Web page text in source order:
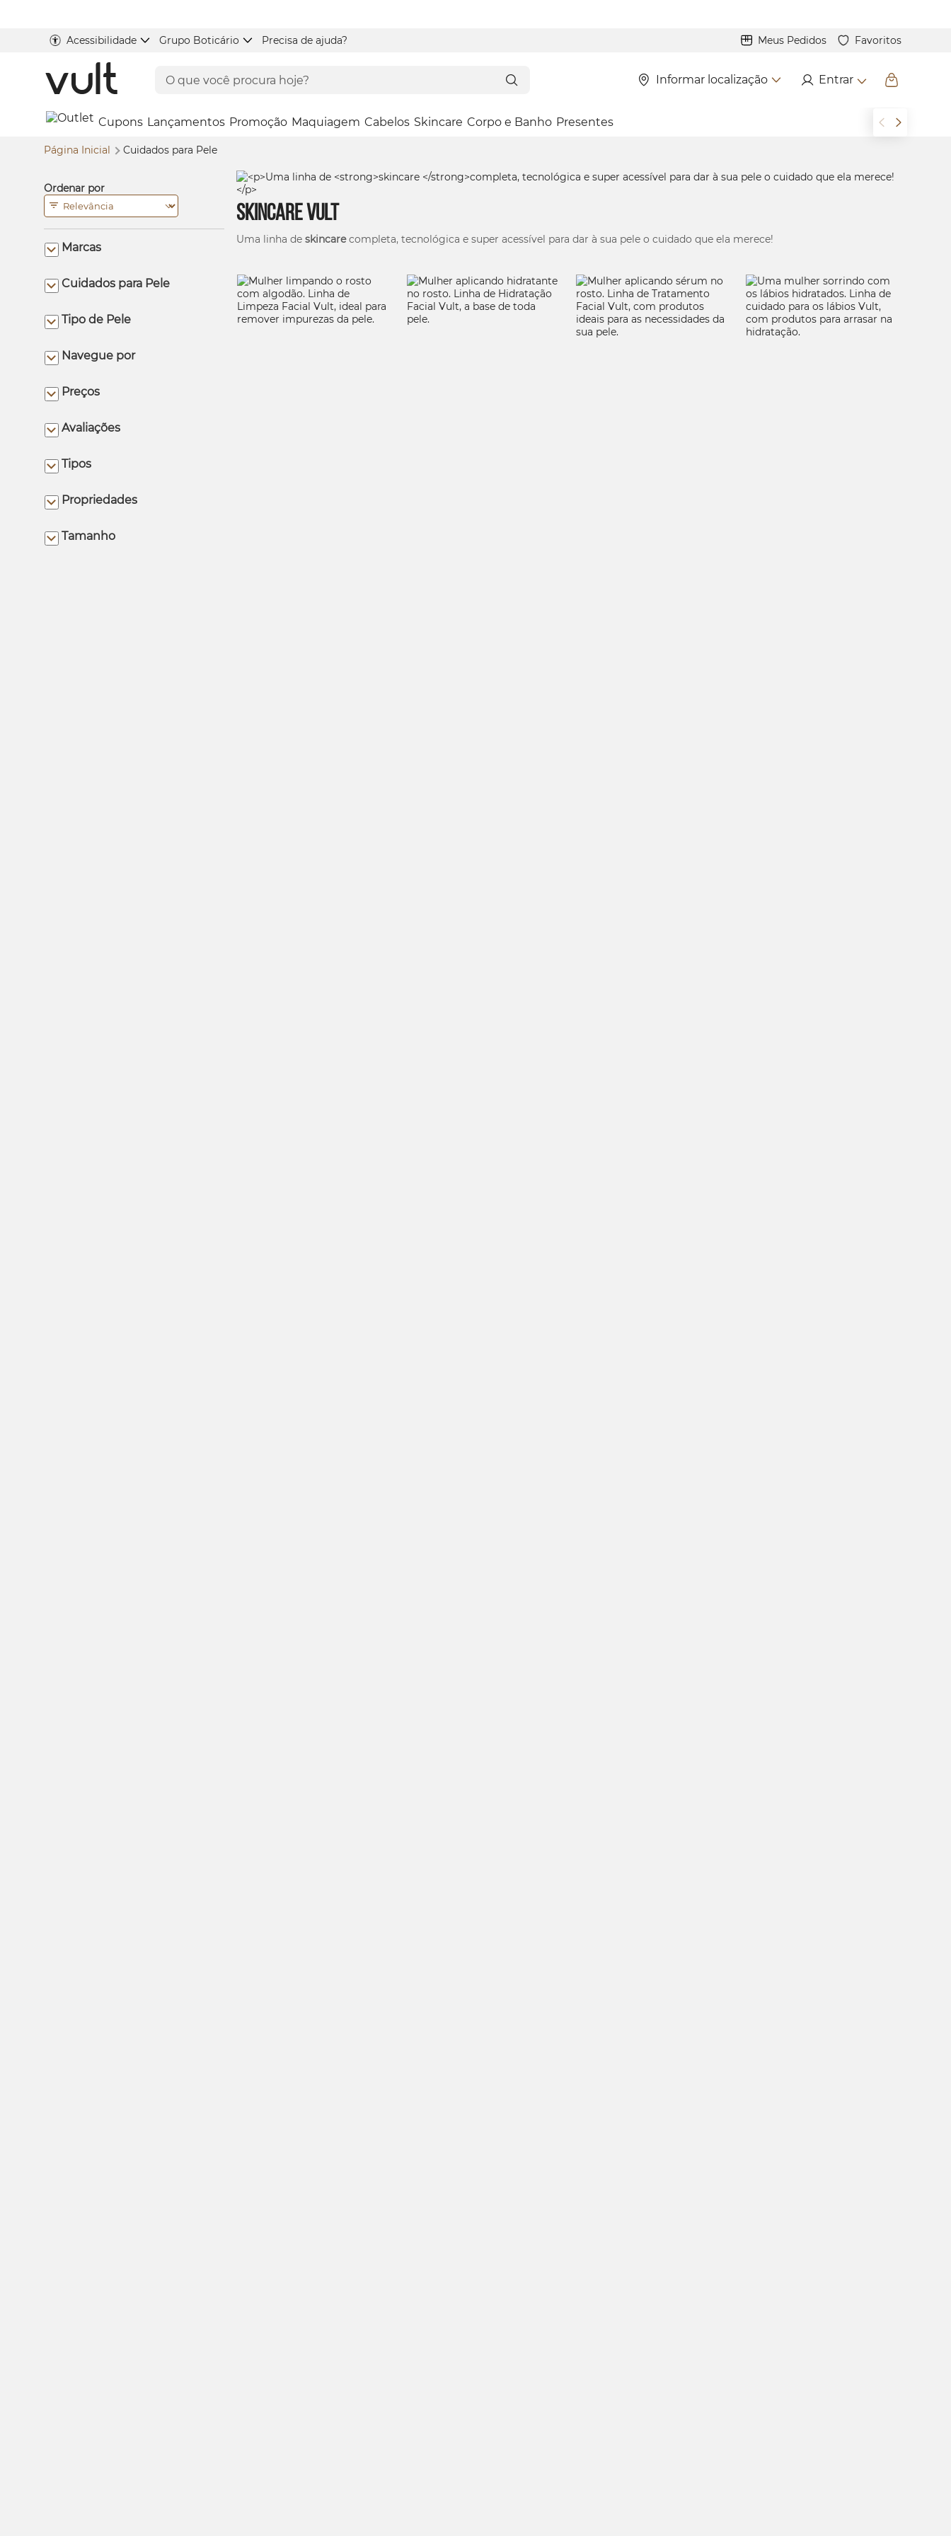
Acessibilidade Grupo Boticário Precisa de ajuda? Meus Pedidos Favoritos
Informar localização Entrar
Cupons Lançamentos Promoção Maquiagem Cabelos Skincare Corpo e Banho Presentes
Página Inicial Cuidados para Pele
SkincareVult
Uma linha deskincare completa, tecnológica e super acessível para dar à sua pele o cuidado que ela merece!
Ordenar por
Marcas
Cuidados para Pele
Tipo de Pele
Navegue por
Preços
Avaliações
Tipos
Propriedades
Tamanho